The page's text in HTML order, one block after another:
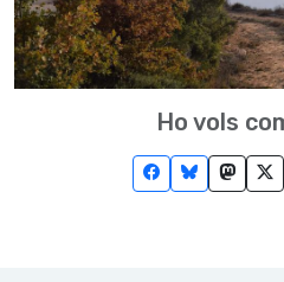
Ho vols